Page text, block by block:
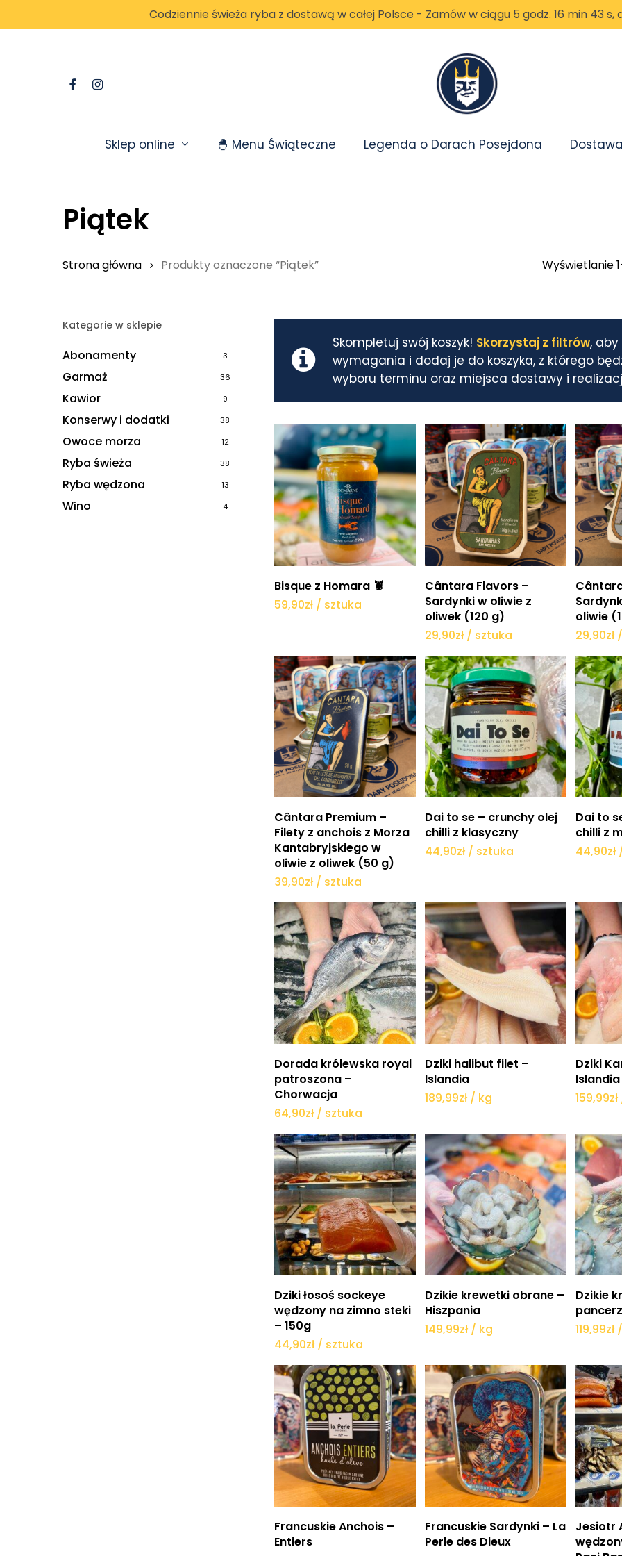
to
Codziennie świeża ryba z dostawą w całej Polsce -Zamów w ciągu 5 godz. 16 min 41
Sklep online 🐣 Menu Świąteczne Legenda o Darach Posejdona
Piątek
Wyświetlanie
Strona główna Produkty oznaczone “Piątek”
Kategorie w sklepie
Abonamenty 3
Garmaż 36
Kawior 9
Konserwy i dodatki 38
Owoce morza 12
Ryba świeża 38
Ryba wędzona 13
Wino 4
Skompletuj swój koszyk! Skorzystaj z filtrów,
wymagania i dodaj je do koszyka, z którego
wyboru terminu oraz miejsca dostawy i
Dodaj do koszyka
Bisque z Homara 🦞
59,90zł / sztuka
Dodaj do koszyka
Cântara Flavors –
Sardynki w oliwie z
oliwek (120 g)
29,90zł / sztuka
oliwie
29,90zł
Dodaj do koszyka
Cântara Premium –
Filety z anchois z Morza
Kantabryjskiego w
oliwie z oliwek (50 g)
39,90zł / sztuka
Dodaj do koszyka
Dai to se – crunchy olej
chilli z klasyczny
44,90zł / sztuka
Dai to
chilli z
44,90zł
Dodaj do koszyka
Dorada królewska royal
patroszona –
Chorwacja
64,90zł / sztuka
Dodaj do koszyka
Dziki halibut filet –
Islandia
189,99zł / kg
Dziki
Islandia
159,99zł
Dodaj do koszyka
Dziki łosoś sockeye
wędzony na zimno steki
– 150g
44,90zł / sztuka
Dodaj do koszyka
Dzikie krewetki obrane –
Hiszpania
149,99zł / kg
Dzikie
119,99zł
Dowiedz się więcej
Francuskie Anchois –
Entiers
Dowiedz się więcej
Francuskie Sardynki – La
Perle des Dieux
Jesiotr